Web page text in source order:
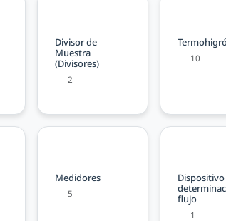
Divisor de
Muestra
(Divisores)
2
10
Medidores
5
flujo
1